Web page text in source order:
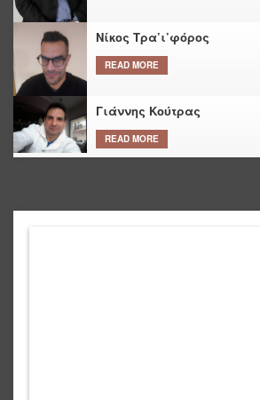
Νίκος Τρα’ι’φόρος
READ MORE
Γιάννης Κούτρας
READ MORE